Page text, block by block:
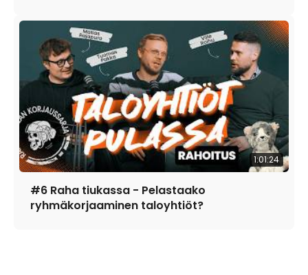
1:01:24
#6 Raha tiukassa - Pelastaako
ryhmäkorjaaminen taloyhtiöt?